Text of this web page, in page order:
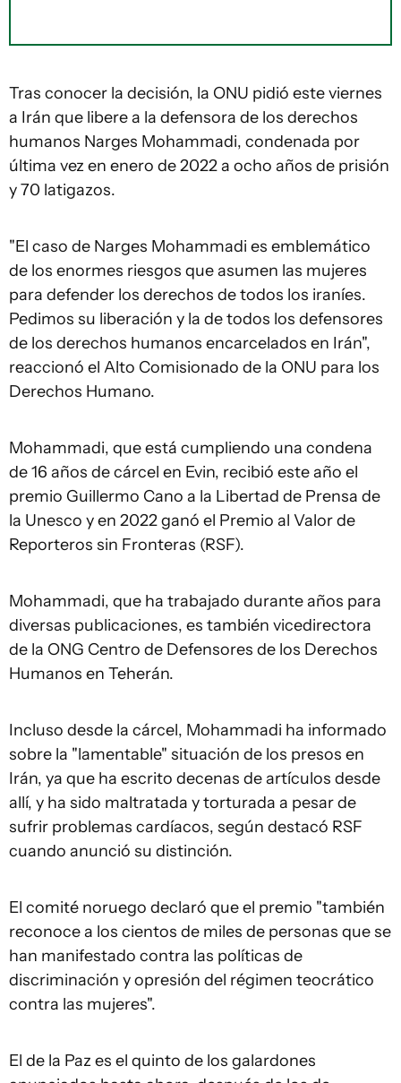
Tras conocer la decisión, la ONU pidió este viernes
a Irán que libere a la defensora de los derechos
humanos Narges Mohammadi, condenada por
última vez en enero de 2022 a ocho años de prisión
y 70 latigazos.
"El caso de Narges Mohammadi es emblemático
de los enormes riesgos que asumen las mujeres
para defender los derechos de todos los iraníes.
Pedimos su liberación y la de todos los defensores
de los derechos humanos encarcelados en Irán",
reaccionó el Alto Comisionado de la ONU para los
Derechos Humano.
Mohammadi, que está cumpliendo una condena
de 16 años de cárcel en Evin, recibió este año el
premio Guillermo Cano a la Libertad de Prensa de
la Unesco y en 2022 ganó el Premio al Valor de
Reporteros sin Fronteras (RSF).
Mohammadi, que ha trabajado durante años para
diversas publicaciones, es también vicedirectora
de la ONG Centro de Defensores de los Derechos
Humanos en Teherán.
Incluso desde la cárcel, Mohammadi ha informado
sobre la "lamentable" situación de los presos en
Irán, ya que ha escrito decenas de artículos desde
allí, y ha sido maltratada y torturada a pesar de
sufrir problemas cardíacos, según destacó RSF
cuando anunció su distinción.
El comité noruego declaró que el premio "también
reconoce a los cientos de miles de personas que se
han manifestado contra las políticas de
discriminación y opresión del régimen teocrático
contra las mujeres".
El de la Paz es el quinto de los galardones